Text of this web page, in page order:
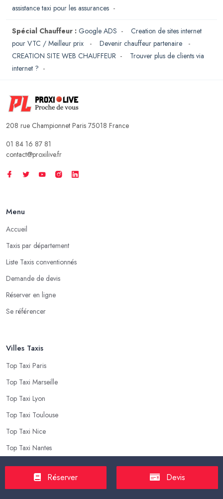
assistance taxi pour les assurances -
Spécial Chauffeur : Google ADS - Creation de sites internet
pour VTC / Meilleur prix
- Devenir chauffeur partenaire
-
CREATION SITE WEB CHAUFFEUR - Trouver plus de clients via
internet ? -
208 rue Championnet Paris 75018 France
01 84 16 87 81
contact@proxilive.fr
Menu
Accueil
Taxis par département
Liste Taxis conventionnés
Demande de devis
Réserver en ligne
Se référencer
Villes Taxis
Top Taxi Paris
Top Taxi Marseille
Top Taxi Lyon
Top Taxi Toulouse
Top Taxi Nice
Top Taxi Nantes
Top Taxis
Réserver Devis